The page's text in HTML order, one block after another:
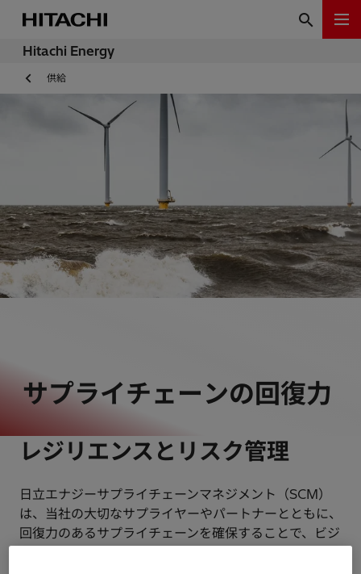
Hitachi Energy
供給
サプライチェーンの回復力
レジリエンスとリスク管理
日立エナジーサプライチェーンマネジメント（SCM）
は、当社の大切なサプライヤーやパートナーとともに、
回復力のあるサプライチェーンを確保することで、ビジ